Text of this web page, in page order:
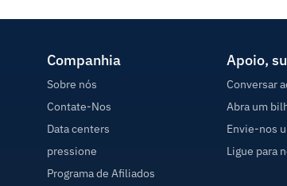
Companhia
Sobre nós
Contate-Nos
Data centers
pressione
Programa de Afiliados
Apoio,
Conversar
Abra um
Envie-nos
Ligue para